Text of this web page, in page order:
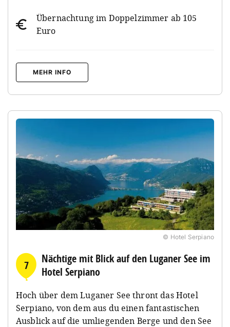
Übernachtung im Doppelzimmer ab 105
Euro
MEHR INFO
© Hotel Serpiano
7
Nächtige mit Blick auf den Luganer See im
Hotel Serpiano
Hoch über dem Luganer See thront das Hotel
Serpiano, von dem aus du einen fantastischen
Ausblick auf die umliegenden Berge und den See